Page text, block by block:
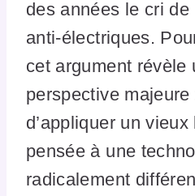
des années le cri
anti-électriques.
cet argument révèle
perspective
d’appliquer un
pensée à une
radicalement